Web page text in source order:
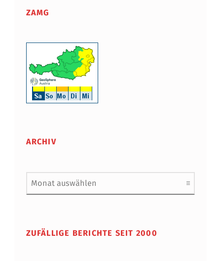
ZAMG
ARCHIV
Archiv
ZUFÄLLIGE BERICHTE SEIT 2000